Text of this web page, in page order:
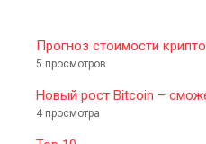
Прогноз стоимости
5 просмотров
Новый рост Bitcoin –
4 просмотра